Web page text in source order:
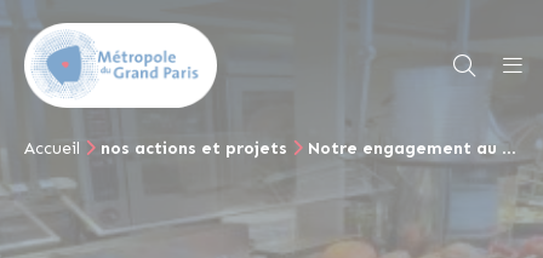
Accueil nos actions et projets Notre engagement au quotidien